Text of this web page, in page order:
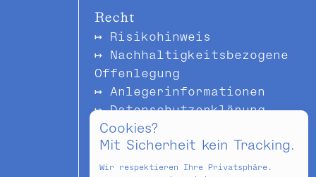
Recht
Risikohinweis
Nachhaltigkeitsbezogene
Offenlegung
Anlegerinformationen
Datenschutzerklärung
Impressum & Offenlegung
Cookies?
Mit Sicherheit kein Tracking.
Wir respektieren Ihre Privatsphäre.